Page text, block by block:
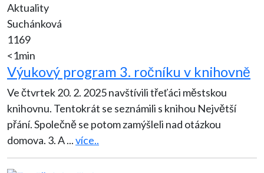
Aktuality
Suchánková
1169
<1min
Výukový program 3. ročníku v knihovně
Ve čtvrtek 20. 2. 2025 navštívili třeťáci městskou
knihovnu. Tentokrát se seznámili s knihou Největší
přání. Společně se potom zamýšleli nad otázkou
domova. 3. A...více..